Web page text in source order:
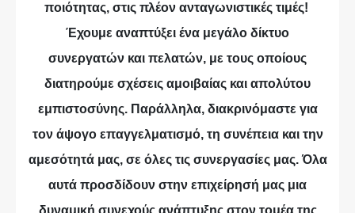
ποιότητας, στις πλέον ανταγωνιστικές τιμές!
Έχουμε αναπτύξει ένα μεγάλο δίκτυο
συνεργατών και πελατών, με τους οποίους
διατηρούμε σχέσεις αμοιβαίας και απολύτου
εμπιστοσύνης. Παράλληλα, διακρινόμαστε για
τον άψογο επαγγελματισμό, τη συνέπεια και την
αμεσότητά μας, σε όλες τις συνεργασίες μας. Όλα
αυτά προσδίδουν στην επιχείρησή μας μια